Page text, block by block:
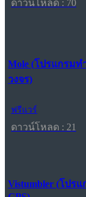
ดาวน์โหลด : 70
Mole (โปรแกรมท
วงจร)
ฟรีแวร์
ดาวน์โหลด : 21
Vistumbler (โปร